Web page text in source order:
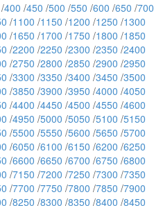
/400 /450 /500 /550 /600 /650 /700
/1100 /1150 /1200 /1250 /1300
/1650 /1700 /1750 /1800 /1850
/2200 /2250 /2300 /2350 /2400
/2750 /2800 /2850 /2900 /2950
/3300 /3350 /3400 /3450 /3500
/3850 /3900 /3950 /4000 /4050
/4400 /4450 /4500 /4550 /4600
/4950 /5000 /5050 /5100 /5150
/5500 /5550 /5600 /5650 /5700
/6050 /6100 /6150 /6200 /6250
/6600 /6650 /6700 /6750 /6800
/7150 /7200 /7250 /7300 /7350
/7700 /7750 /7800 /7850 /7900
/8250 /8300 /8350 /8400 /8450